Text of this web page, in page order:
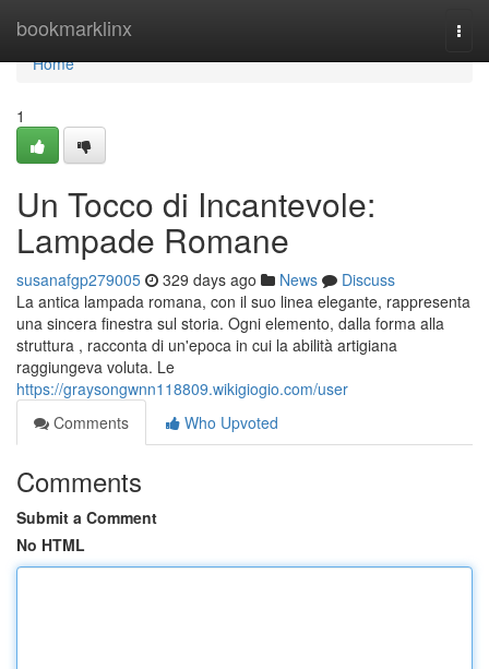
bookmarklinx
Home
Home
1
Un Tocco di Incantevole:
Lampade Romane
susanafgp279005 329 days ago News
Discuss
La antica lampada romana, con il suo linea elegante, rappresenta
una sincera finestra sul storia. Ogni elemento, dalla forma alla
struttura , racconta di un'epoca in cui la abilità artigiana
raggiungeva voluta. Le
https://graysongwnn118809.wikigiogio.com/user
Comments
Who Upvoted
Comments
Submit a Comment
No HTML